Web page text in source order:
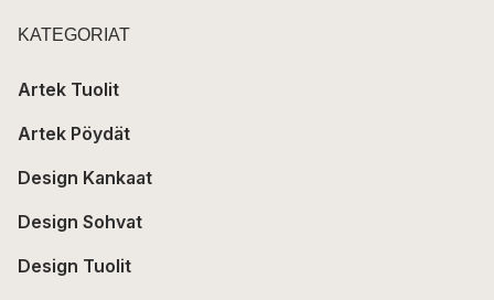
KATEGORIAT
Artek Tuolit
Artek Pöydät
Design Kankaat
Design Sohvat
Design Tuolit